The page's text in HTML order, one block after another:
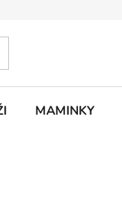
Podmínky ochrany
MAMINKY